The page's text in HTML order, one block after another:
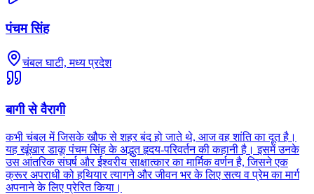
पंचम सिंह
चंबल घाटी, मध्य प्रदेश
बागी से वैरागी
कभी चंबल में जिसके खौफ से शहर बंद हो जाते थे, आज वह शांति का दूत है।
यह खूंखार डाकू पंचम सिंह के अद्भुत हृदय-परिवर्तन की कहानी है। इसमें उनके
उस आंतरिक संघर्ष और ईश्वरीय साक्षात्कार का मार्मिक वर्णन है, जिसने एक
क्रूर अपराधी को हथियार त्यागने और जीवन भर के लिए सत्य व प्रेम का मार्ग
अपनाने के लिए प्रेरित किया।